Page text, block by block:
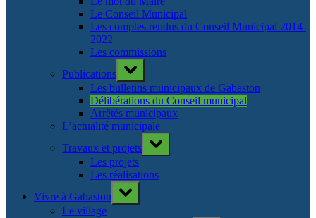
Le Conseil Municipal
Les comptes rendus du Conseil Municipal 2014-
2022
Les commissions
Publications
Toggle
sub-
menu
Les bulletins municipaux de Gabaston
Délibérations du Conseil municipal
Arrêtés municipaux
L’actualité municipale
Travaux et projets
Toggle
sub-
Les projets
Les réalisations
Vivre à Gabaston
Toggle
sub-
Le village